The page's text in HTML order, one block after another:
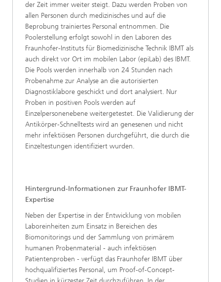
der Zeit immer weiter steigt. Dazu werden Proben von
allen Personen durch medizinisches und auf die
Beprobung trainiertes Personal entnommen. Die
Poolerstellung erfolgt sowohl in den Laboren des
Fraunhofer-Instituts für Biomedizinische Technik IBMT als
auch direkt vor Ort im mobilen Labor (epiLab) des IBMT.
Die Pools werden innerhalb von 24 Stunden nach
Probenahme zur Analyse an die autorisierten
Diagnostiklabore geschickt und dort analysiert. Nur
Proben in positiven Pools werden auf
Einzelpersonenebene weitergetestet. Die Validierung der
Antikörper-Schnelltests wird an genesenen und nicht
mehr infektiösen Personen durchgeführt, die durch die
Einzeltestungen identifiziert wurden.
Hintergrund-Informationen zur Fraunhofer IBMT-
Expertise
Neben der Expertise in der Entwicklung von mobilen
Laboreinheiten zum Einsatz in Bereichen des
Biomonitorings und der Sammlung von primärem
humanen Probenmaterial - auch infektiösen
Patientenproben - verfügt das Fraunhofer IBMT über
hochqualifiziertes Personal, um Proof-of-Concept-